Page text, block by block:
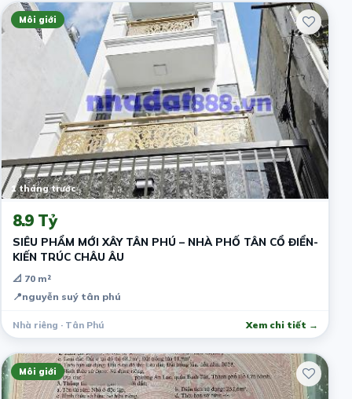
Môi giới
1 tháng trước
8.9 Tỷ
SIÊU PHẨM MỚI XÂY TÂN PHÚ – NHÀ PHỐ TÂN CỔ ĐIỂN-
KIẾN TRÚC CHÂU ÂU
📐 70 m²
📍nguyễn suý tân phú
Nhà riêng · Tân Phú Xem chi tiết →
Môi giới